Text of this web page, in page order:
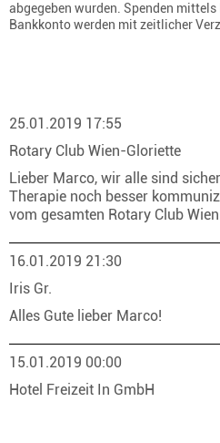
abgegeben wurden. Spenden
Bankkonto werden mit zeitlicher
25.01.2019 17:55
Rotary Club Wien-Gloriette
Lieber Marco, wir alle sind
Therapie noch besser
vom gesamten Rotary Club
16.01.2019 21:30
Iris Gr.
Alles Gute lieber Marco!
15.01.2019 00:00
Hotel Freizeit In GmbH